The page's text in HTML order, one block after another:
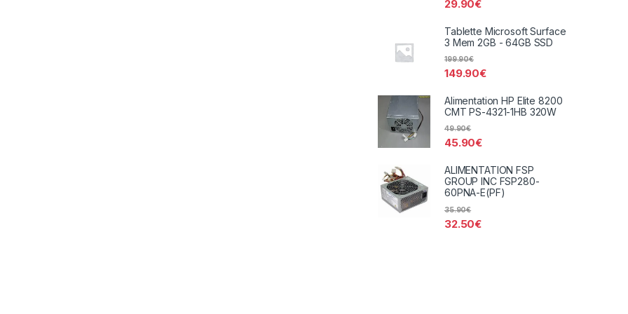
29.90€
Tablette Microsoft Surface
3 Mem 2GB - 64GB SSD
149.90€
199.90€
Alimentation HP Elite 8200
CMT PS-4321-1HB 320W
45.90€
49.90€
ALIMENTATION FSP
GROUP INC FSP280-
60PNA-E(PF)
32.50€
35.90€